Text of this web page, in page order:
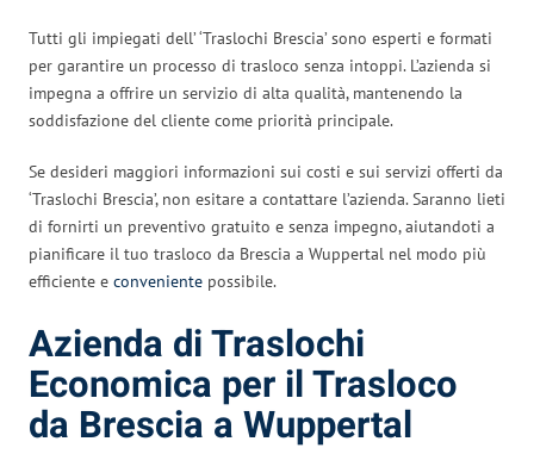
Tutti gli impiegati dell’ ‘Traslochi Brescia’ sono esperti e formati
per garantire un processo di trasloco senza intoppi. L’azienda si
impegna a offrire un servizio di alta qualità, mantenendo la
soddisfazione del cliente come priorità principale.
Se desideri maggiori informazioni sui costi e sui servizi offerti da
‘Traslochi Brescia’, non esitare a contattare l’azienda. Saranno lieti
di fornirti un preventivo gratuito e senza impegno, aiutandoti a
pianificare il tuo trasloco da Brescia a Wuppertal nel modo più
efficiente e conveniente possibile.
Azienda di Traslochi
Economica per il Trasloco
da Brescia a Wuppertal